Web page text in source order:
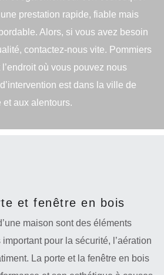
prestation rapide, fiable mais
Alors, si vous avez besoin
contactez-nous vite. Pommiers
l’endroit où vous pouvez nous
est dans la ville de
aux alentours.
et fenêtre en bois
maison sont des éléments
pour la sécurité, l’aération
La porte et la fenêtre en bois